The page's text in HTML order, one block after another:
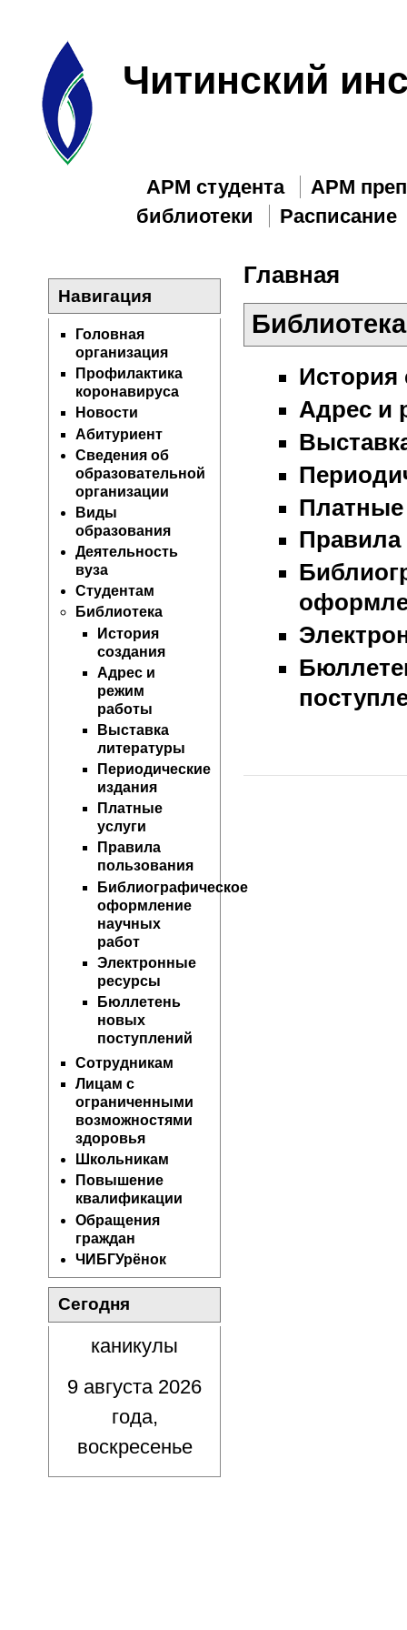
Читинский
АРМ студента
АРМ
библиотеки
Расписание
Навигация
Головная
организация
Профилактика
коронавируса
Новости
Абитуриент
Сведения об
образовательной
организации
Виды
образования
Деятельность
вуза
Студентам
Библиотека
История
создания
Адрес и
режим
работы
Выставка
литературы
Периодические
издания
Платные
услуги
Правила
пользования
Библиографическое
оформление
научных
работ
Электронные
ресурсы
Бюллетень
новых
поступлений
Сотрудникам
Лицам с
ограниченными
возможностями
здоровья
Школьникам
Повышение
квалификации
Обращения
граждан
ЧИБГУрёнок
Сегодня
каникулы
9 августа 2026
года,
воскресенье
Главная
Библиотека
История
Адрес и
Платные
Правила